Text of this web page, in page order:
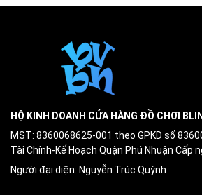
HỘ KINH DOANH CỬA HÀNG ĐỒ CHƠI
MST: 8360068625-001 theo GPKD số
Tài Chính-Kế Hoạch Quận Phú Nhuận Cấp
Người đại diện: Nguyễn Trúc Quỳnh